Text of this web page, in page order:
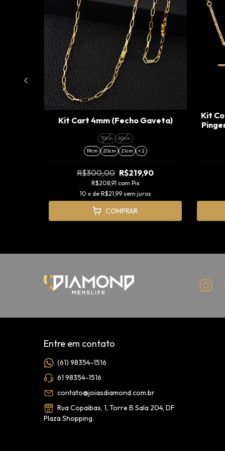
Kit Cart 4mm (Fecho Gaveta)
70cm
60cm
19cm
20cm 21cm + 2
R$300,00 R$219,90
R$208,91 com Pix
10 x de R$21,99 sem juros
COMPRAR
Kit
Entre em contato
(61) 98354-1516
61 98354-1516
contato@joiasdiamond.com.br
Rua Copaibas, 1, Torre B Sala 204, DF
Plaza Shopping.